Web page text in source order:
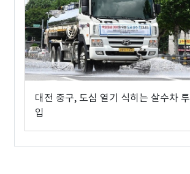
대전 중구, 도심 열기 식히는 살수차 투
입